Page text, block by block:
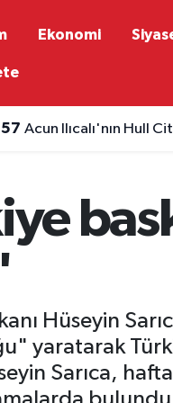
Ekonomi
Acun Ilıcalı'nın Hull
Hüseyin
yaratarak
Sarıca,